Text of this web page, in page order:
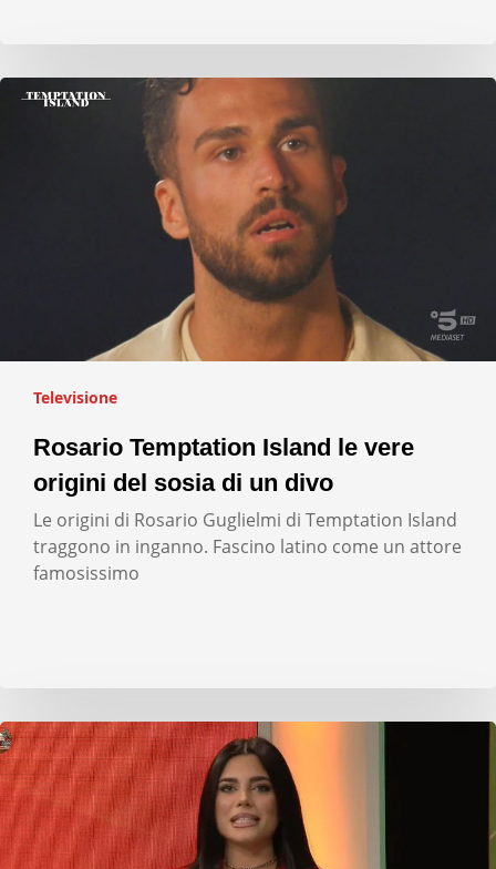
Televisione
Rosario Temptation Island le vere
origini del sosia di un divo
Le origini di Rosario Guglielmi di Temptation Island
traggono in inganno. Fascino latino come un attore
famosissimo